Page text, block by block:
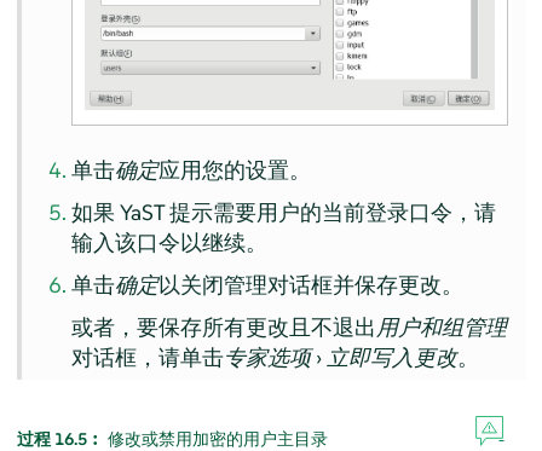
单击确定应用您的设置。
如果 YaST 提示需要用户的当前登录口令，请
输入该口令以继续。
单击确定以关闭管理对话框并保存更改。
或者，要保存所有更改且不退出用户和组管理
对话框，请单击专家选项› 立即写入更改。
过程 16.5︰ 修改或禁用加密的用户主目录